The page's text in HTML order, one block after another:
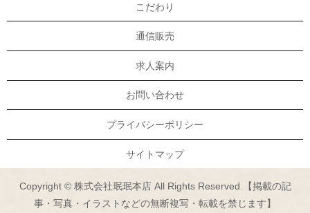
こだわり
通信販売
求人案内
お問い合わせ
プライバシーポリシー
サイトマップ
Copyright © 株式会社珉珉本店 All Rights Reserved.【掲載の記
事・写真・イラストなどの無断複写・転載を禁じます】